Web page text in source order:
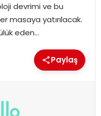
devrimi ve bu
masaya yatırılacak.
eden…
Paylaş